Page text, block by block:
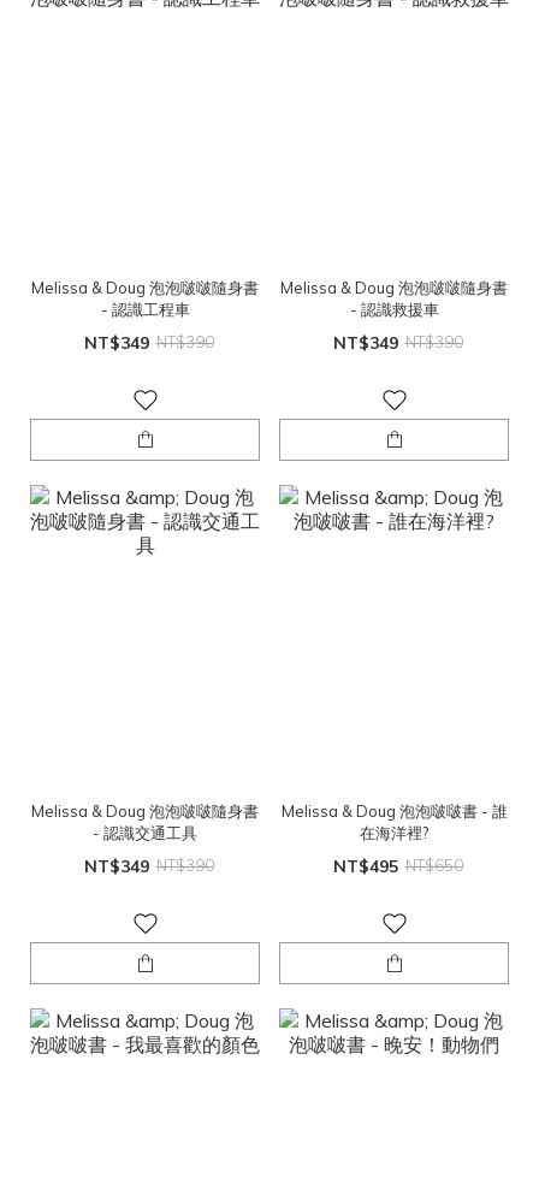
Melissa & Doug 泡泡啵啵隨身書
- 認識工程車
NT$349 NT$390
Melissa & Doug 泡泡啵啵隨身書
- 認識救援車
NT$349 NT$390
Melissa & Doug 泡泡啵啵隨身書
- 認識交通工具
NT$349 NT$390
Melissa & Doug 泡泡啵啵書 - 誰
在海洋裡?
NT$495 NT$650